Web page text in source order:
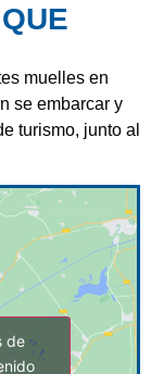
muelles en
se embarcar y
turismo, junto al
de